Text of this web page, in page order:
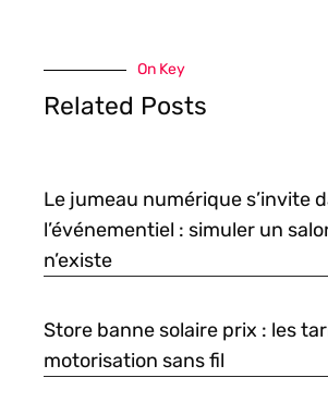
On Key
Related Posts
Le jumeau numérique s’invite
l’événementiel : simuler un
n’existe
Store banne solaire prix : les
motorisation sans fil